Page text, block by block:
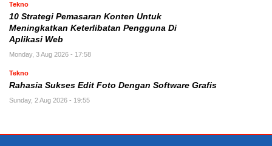
Tekno
10 Strategi Pemasaran Konten Untuk
Meningkatkan Keterlibatan Pengguna Di
Aplikasi Web
Monday, 3 Aug 2026 - 17:58
Tekno
Rahasia Sukses Edit Foto Dengan Software Grafis
Sunday, 2 Aug 2026 - 19:55